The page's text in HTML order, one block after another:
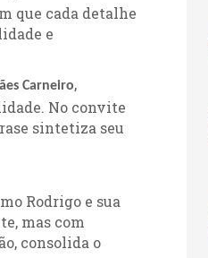
que cada detalhe
e
Carneiro,
No convite
sintetiza seu
Rodrigo e sua
mas com
consolida o